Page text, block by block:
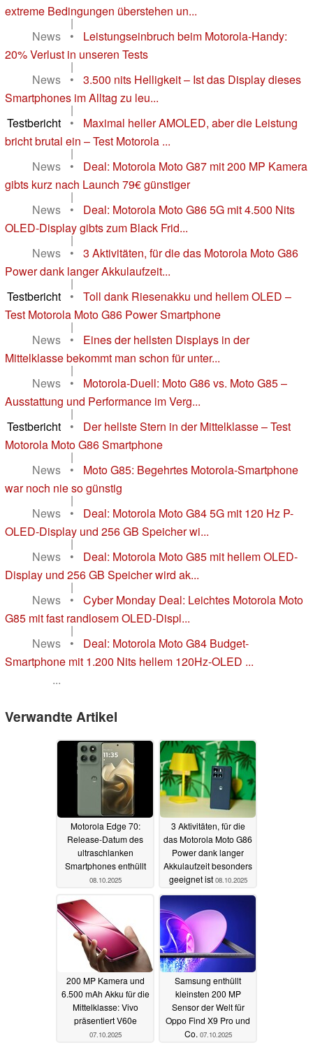
extreme Bedingungen überstehen un...
|
News
•
Leistungseinbruch beim Motorola-Handy:
20% Verlust in unseren Tests
|
News
•
3.500 nits Helligkeit – Ist das Display dieses
Smartphones im Alltag zu leu...
|
Testbericht
•
Maximal heller AMOLED, aber die Leistung
bricht brutal ein – Test Motorola ...
|
News
•
Deal: Motorola Moto G87 mit 200 MP Kamera
gibts kurz nach Launch 79€ günstiger
|
News
•
Deal: Motorola Moto G86 5G mit 4.500 Nits
OLED-Display gibts zum Black Frid...
|
News
•
3 Aktivitäten, für die das Motorola Moto G86
Power dank langer Akkulaufzeit...
|
Testbericht
•
Toll dank Riesenakku und hellem OLED –
Test Motorola Moto G86 Power Smartphone
|
News
•
Eines der hellsten Displays in der
Mittelklasse bekommt man schon für unter...
|
News
•
Motorola-Duell: Moto G86 vs. Moto G85 –
Ausstattung und Performance im Verg...
|
Testbericht
•
Der hellste Stern in der Mittelklasse – Test
Motorola Moto G86 Smartphone
|
News
•
Moto G85: Begehrtes Motorola-Smartphone
war noch nie so günstig
|
News
•
Deal: Motorola Moto G84 5G mit 120 Hz P-
OLED-Display und 256 GB Speicher wi...
|
News
•
Deal: Motorola Moto G85 mit hellem OLED-
Display und 256 GB Speicher wird ak...
|
News
•
Cyber Monday Deal: Leichtes Motorola Moto
G85 mit fast randlosem OLED-Displ...
|
News
•
Deal: Motorola Moto G84 Budget-
Smartphone mit 1.200 Nits hellem 120Hz-OLED ...
...
Verwandte Artikel
Motorola Edge 70:
Release-Datum des
ultraschlanken
Smartphones enthüllt
08.10.2025
3 Aktivitäten, für die
das Motorola Moto G86
Power dank langer
Akkulaufzeit besonders
geeignet ist 08.10.2025
200 MP Kamera und
6.500 mAh Akku für die
Mittelklasse: Vivo
präsentiert V60e
07.10.2025
Samsung enthüllt
kleinsten 200 MP
Sensor der Welt für
Oppo Find X9 Pro und
Co. 07.10.2025